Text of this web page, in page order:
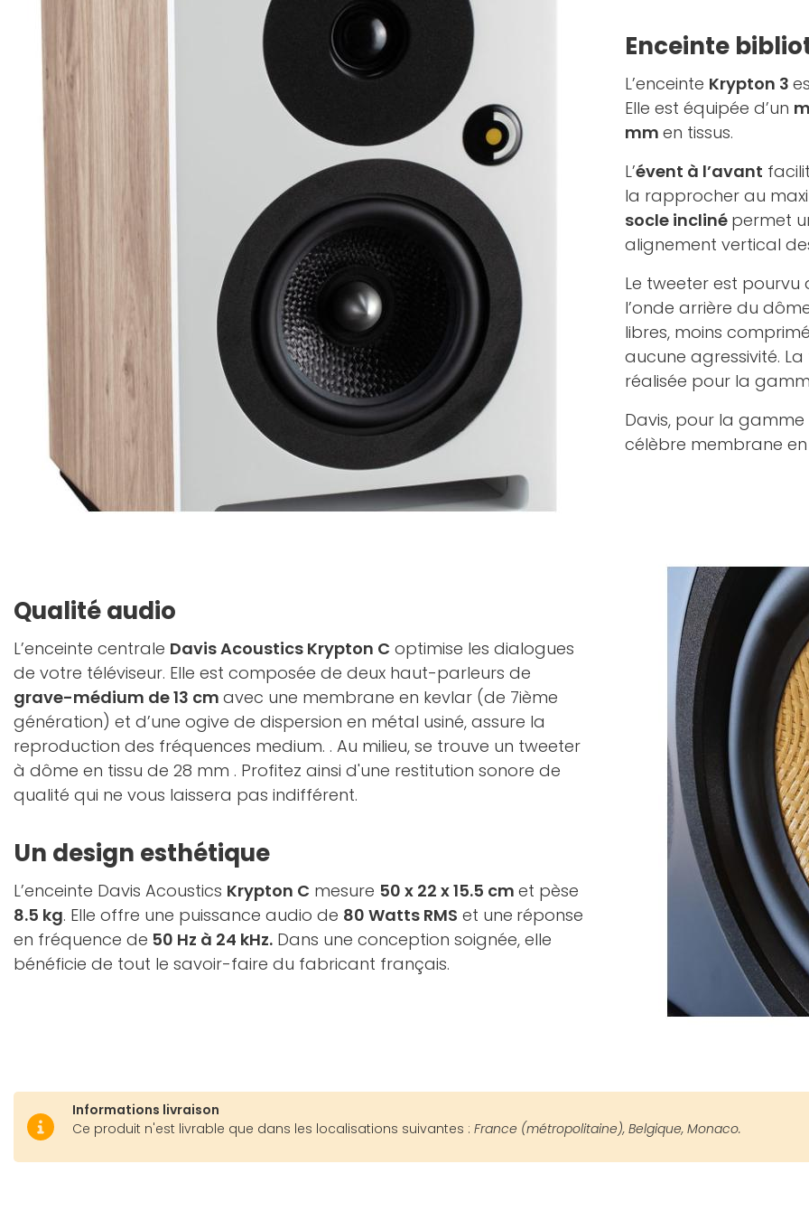
Enceinte
L’enceinte Krypton 3
Elle est équipée d’un
mm en tissus.
L’évent à l’avant
la rapprocher au
socle incliné permet
alignement vertical
Le tweeter est
l’onde arrière du
libres, moins
aucune agressivité.
réalisée pour la
Davis, pour la
célèbre membrane en
Qualité audio
L’enceinte centrale Davis Acoustics Krypton C optimise les dialogues
de votre téléviseur. Elle est composée de deux haut-parleurs de
grave-médium de 13 cm avec une membrane en kevlar (de 7ième
génération) et d’une ogive de dispersion en métal usiné, assure la
reproduction des fréquences medium. . Au milieu, se trouve un tweeter
à dôme en tissu de 28 mm . Profitez ainsi d'une restitution sonore de
qualité qui ne vous laissera pas indifférent.
Un design esthétique
L’enceinte Davis Acoustics Krypton C mesure 50 x 22 x 15.5 cm et pèse
8.5 kg. Elle offre une puissance audio de 80 Watts RMS et une réponse
en fréquence de 50 Hz à 24 kHz. Dans une conception soignée, elle
bénéficie de tout le savoir-faire du fabricant français.
Informations livraison
Ce produit n'est livrable que dans les localisations suivantes : France (métropolitaine), Belgique, Monaco.